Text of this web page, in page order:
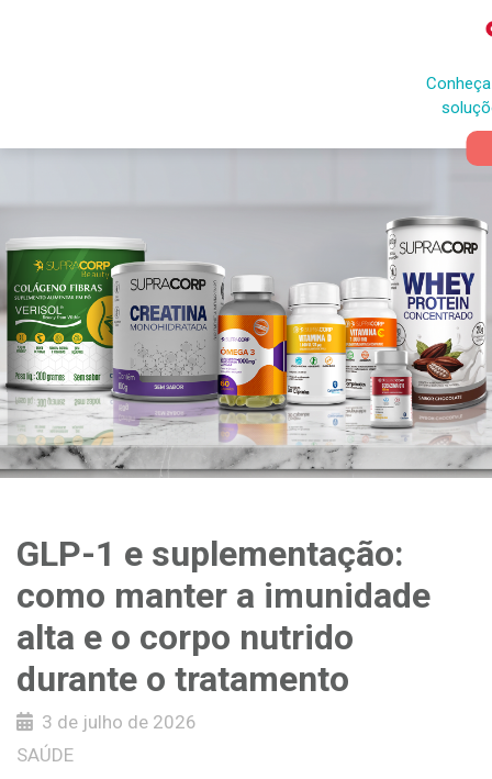
GLP-1 e suplementação:
como manter a imunidade
alta e o corpo nutrido
durante o tratamento
3 de julho de 2026
SAÚDE